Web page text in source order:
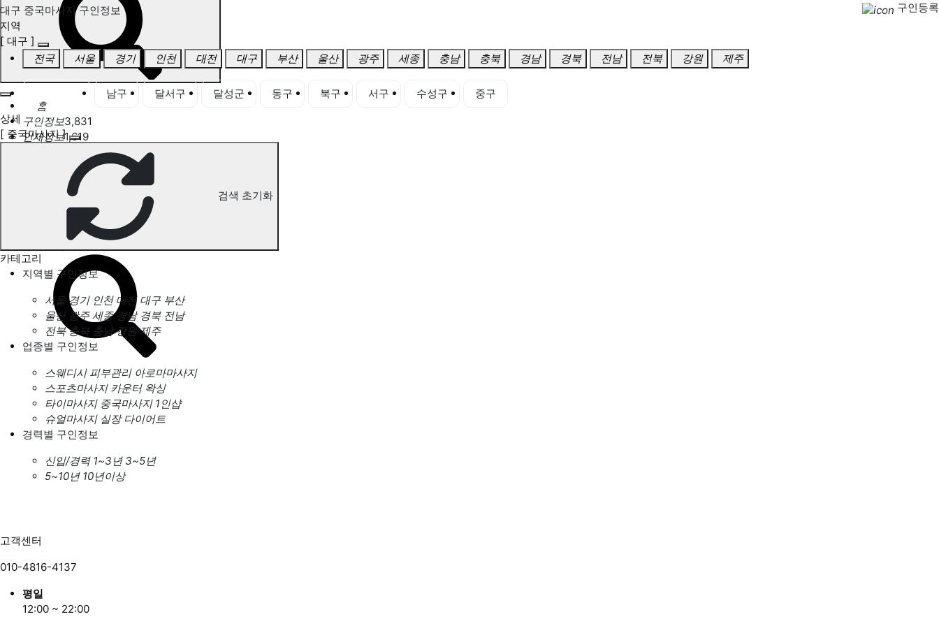
홈
구인정보3,831
인재정보1,619
고객센터
전국업체정보 마사지가이드
업체 서비스 관리
개인 서비스 관리
대구 중국마사지 구인정보
구인등록
지역
[ 대구 ]
전국
서울 경기 인천 대전 대구 부산 울산 광주 세종 충남 충북 경남 경북 전남 전북 강원 제주
남구 달서구 달성군 동구 북구 서구 수성구
중구
상세
[ 중국마사지 ]
검색 초기화
카테고리
지역별 구인정보
서울 경기 인천 대전 대구 부산
울산 광주 세종 경남 경북 전남
전북 충북 충남 강원 제주
업종별 구인정보
스웨디시 피부관리 아로마마사지
스포츠마사지 카운터 왁싱
타이마사지 중국마사지 1인샵
슈얼마사지 실장 다이어트
경력별 구인정보
신입/경력 1~3년 3~5년
5~10년 10년이상
고객센터
010-4816-4137
평일
12:00 ~ 22:00